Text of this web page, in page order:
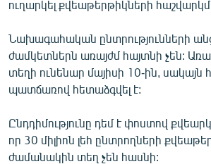
Русский
ՀԵՏԵՎԵՔ ՄԵԶ
«Ազատության» բոլոր կայքերը
ուղարկել քվեաթերթիկների
Նախագահական ընտրությունների
ժամկետներն առայժմ հայտնի չեն:
տեղի ունենար մայիսի 10-ին,
պատճառով հետաձգվել է:
Ընդդիմությունը դեմ է փոստով
որ 30 միլիոն լեհ ընտրողների
ժամանակին տեղ չեն հասնի: